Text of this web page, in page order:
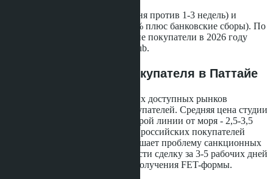
Крипто-маршрут быстрее (1-3 дня против 1-3 недель) и
дешевле (0,3-1,5% против 0,5-1% плюс банковские сборы). По
этой причине многие российские покупатели в 2026 году
предпочитают USDT через Bitkub.
Что это значит для покупателя в Паттайе
Паттайя остаётся одним из самых доступных рынков
Таиланда для иностранных покупателей. Средняя цена студии
25-30 м² в новом проекте на второй линии от моря - 2,5-3,5
млн бат (70-98 тысяч USD). Для российских покупателей
крипто-маршрут через Bitkub решает проблему санкционных
ограничений и позволяет провести сделку за 3-5 рабочих дней
от момента выбора объекта до получения FET-формы.